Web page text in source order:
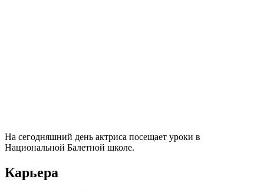
На сегодняшний день актриса посещает уроки в
Национальной Балетной школе.
Карьера